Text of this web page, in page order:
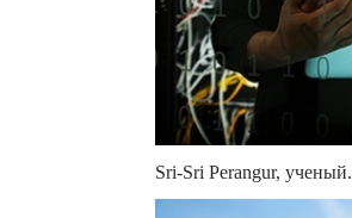
Sri-Sri Perangur, ученый.